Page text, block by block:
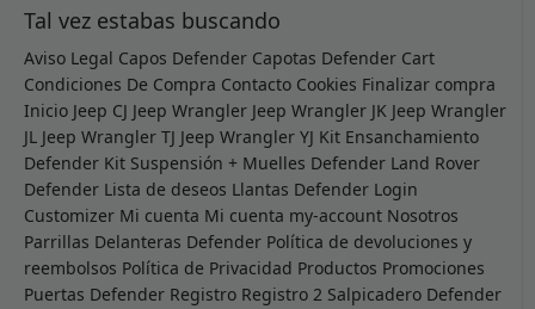
Tal vez estabas buscando
Aviso Legal Capos Defender Capotas Defender Cart
Condiciones De Compra Contacto Cookies Finalizar compra
Inicio Jeep CJ Jeep Wrangler Jeep Wrangler JK Jeep Wrangler
JL Jeep Wrangler TJ Jeep Wrangler YJ Kit Ensanchamiento
Defender Kit Suspensión + Muelles Defender Land Rover
Defender Lista de deseos Llantas Defender Login
Customizer Mi cuenta Mi cuenta my-account Nosotros
Parrillas Delanteras Defender Política de devoluciones y
reembolsos Política de Privacidad Productos Promociones
Puertas Defender Registro Registro 2 Salpicadero Defender